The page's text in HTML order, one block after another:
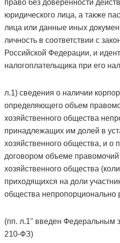
право без доверенности
юридического лица, а также
лица или данные иных
личность в соответствии с
Российской Федерации, и
налогоплательщика при его
л.1) сведения о наличии
определяющего объем
хозяйственного общества
принадлежащих им долей в
хозяйственного общества, и о
договором объеме правомочий
хозяйственного общества
приходящихся на доли
общества непропорционально
(пп. л.1" введен Федеральным
210-ФЗ)